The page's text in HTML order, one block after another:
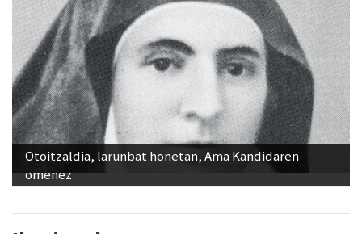
Otoitzaldia, larunbat honetan, Ama Kandidaren
omenez